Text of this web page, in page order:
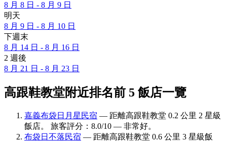
8 月 8 日 - 8 月 9 日
明天
8 月 9 日 - 8 月 10 日
下週末
8 月 14 日 - 8 月 16 日
2 週後
8 月 21 日 - 8 月 23 日
高跟鞋教堂附近排名前 5 飯店一覽
嘉義布袋日月星民宿 — 距離高跟鞋教堂 0.2 公里 2 星級
飯店。 旅客評分：8.0/10 — 非常好。
布袋日不落民宿 — 距離高跟鞋教堂 0.6 公里 3 星級飯